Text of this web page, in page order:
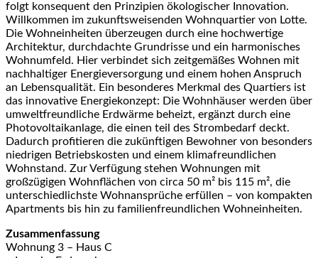
folgt konsequent den Prinzipien ökologischer Innovation.
Willkommen im zukunftsweisenden Wohnquartier von Lotte.
Die Wohneinheiten überzeugen durch eine hochwertige
Architektur, durchdachte Grundrisse und ein harmonisches
Wohnumfeld. Hier verbindet sich zeitgemäßes Wohnen mit
nachhaltiger Energieversorgung und einem hohen Anspruch
an Lebensqualität. Ein besonderes Merkmal des Quartiers ist
das innovative Energiekonzept: Die Wohnhäuser werden über
umweltfreundliche Erdwärme beheizt, ergänzt durch eine
Photovoltaikanlage, die einen teil des Strombedarf deckt.
Dadurch profitieren die zukünftigen Bewohner von besonders
niedrigen Betriebskosten und einem klimafreundlichen
Wohnstand. Zur Verfügung stehen Wohnungen mit
großzügigen Wohnflächen von circa 50 m² bis 115 m², die
unterschiedlichste Wohnansprüche erfüllen – von kompakten
Apartments bis hin zu familienfreundlichen Wohneinheiten.
Zusammenfassung
Wohnung 3 – Haus C